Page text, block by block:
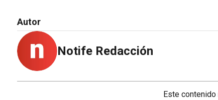
Autor
Notife Redacción
Este